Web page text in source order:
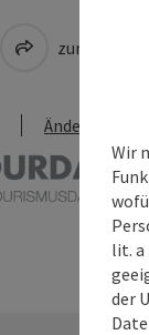
zum
Änderung
Wir
lit. a
der